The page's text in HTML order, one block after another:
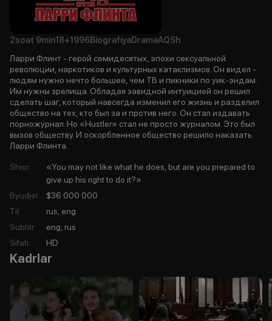
2soat 9min18+1996BiografiyaDramaAQSh
Ларри Флинт - герой семидесятых, эпохи сексуальной
революции, наркотиков и культурных катаклизмов. Он видел -
людям нужно нечто большее, чем ТВ и пикники по уик-эндам.
Им нужны зрелища. Обладая завидной интуицией он решил
сделать шаг, который навсегда изменил его жизнь и разделил
общество на тех, кто был за и против него. Он стал издавать
порножурнал. Но «Hustler» стал не просто журналом. Это был
вызов обществу. И оскорбленное общество решило наказать
Ларри Флинта.
Shior:
«You may not like what he does, but are you prepared to
give up his right to do it?»
Byudjet:
$36 000 000
Til:
rus, eng
Subtitr:
eng, rus
Sifati: HD
Kadrlar